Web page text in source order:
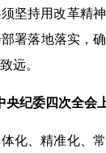
坚持用改革精
署落地落实，
远。
央纪委四次全会
化、精准化、